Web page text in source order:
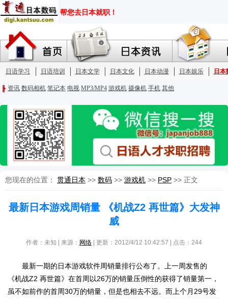
您现在的位置： 贯通日本 >> 数码 >> 游戏机 >> PSP >> 正文
最新日本游戏周销量 《机战Z2 再世篇》大发神
威
作者：未知 | 来源： 网络 | 更新：2012/4/12 10:42:57 | 点击： 244
最新一期的日本游戏软件周销量排行公布了。上一周发售的
《机战Z2 再世篇》在首周以26万的销量压倒性的获得了销量第一，
虽不如前作的首周30万的销量，但是也相去不远。而上个月29号发